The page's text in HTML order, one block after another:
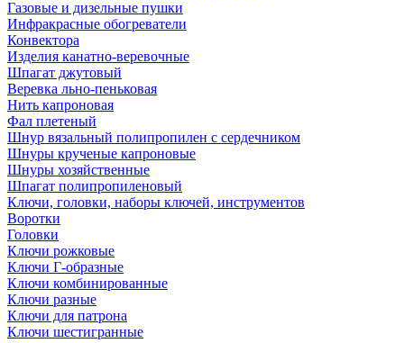
Газовые и дизельные пушки
Инфракрасные обогреватели
Конвектора
Изделия канатно-веревочные
Шпагат джутовый
Веревка льно-пеньковая
Нить капроновая
Фал плетеный
Шнур вязальный полипропилен с сердечником
Шнуры крученые капроновые
Шнуры хозяйственные
Шпагат полипропиленовый
Ключи, головки, наборы ключей, инструментов
Воротки
Головки
Ключи рожковые
Ключи Г-образные
Ключи комбинированные
Ключи разные
Ключи для патрона
Ключи шестигранные